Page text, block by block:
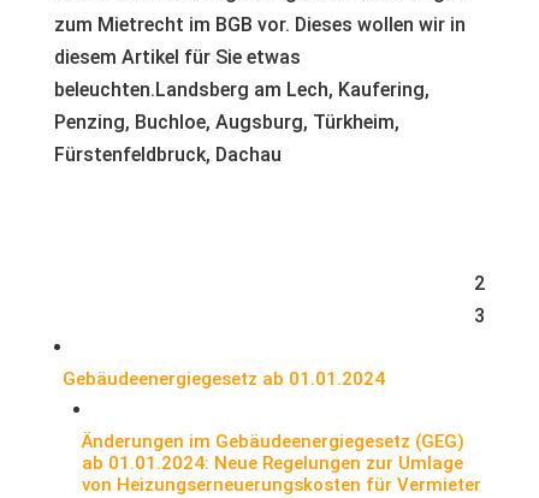
2
3
Gebäudeenergiegesetz ab 01.01.2024
Änderungen im Gebäudeenergiegesetz (GEG)
ab 01.01.2024: Neue Regelungen zur Umlage
von Heizungserneuerungskosten für Vermieter